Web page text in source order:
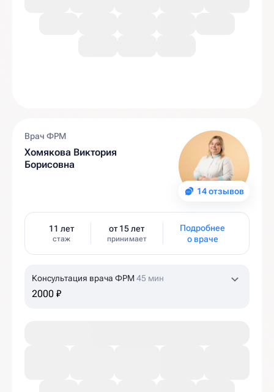
14 отзывов
Врач ФРМ
Хомякова Виктория
Борисовна
11 лет
стаж
от 15 лет
принимает
Подробнее
о враче
Консультация врача ФРМ 45 мин
2000 ₽